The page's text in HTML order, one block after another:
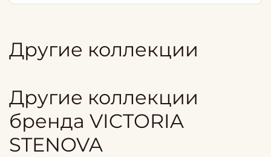
Другие коллекции
Другие коллекции
бренда VICTORIA
STENOVA